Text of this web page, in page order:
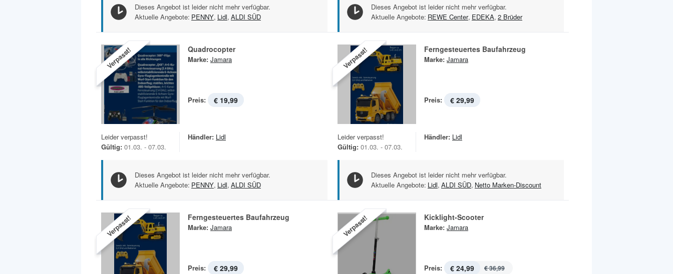
Dieses Angebot ist leider nicht mehr verfügbar.
Aktuelle Angebote: PENNY, Lidl, ALDI SÜD
Dieses Angebot ist leider nicht mehr verfügbar.
Aktuelle Angebote: REWE Center, EDEKA, 2 Brüder
Verpasst! Quadrocopter
Marke: Jamara
Preis: € 19,99
Leider verpasst!
Gültig: 01.03. - 07.03.
Händler: Lidl
Dieses Angebot ist leider nicht mehr verfügbar.
Aktuelle Angebote: PENNY, Lidl, ALDI SÜD
Verpasst! Ferngesteuertes Baufahrzeug
Marke: Jamara
Preis: € 29,99
Leider verpasst!
Gültig: 01.03. - 07.03.
Händler: Lidl
Dieses Angebot ist leider nicht mehr verfügbar.
Aktuelle Angebote: Lidl, ALDI SÜD, Netto Marken-Discount
Verpasst! Ferngesteuertes Baufahrzeug
Marke: Jamara
Preis: € 29,99
Verpasst! Kicklight-Scooter
Marke: Jamara
Preis: € 24,99 € 36,99